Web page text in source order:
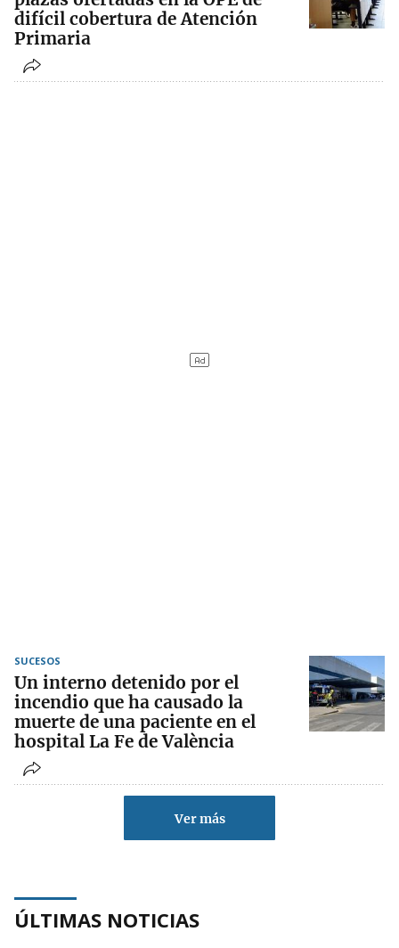
difícil cobertura de Atención
Primaria
SUCESOS
Un interno detenido por el
incendio que ha causado la
muerte de una paciente en el
hospital La Fe de València
Ver más
ÚLTIMAS NOTICIAS